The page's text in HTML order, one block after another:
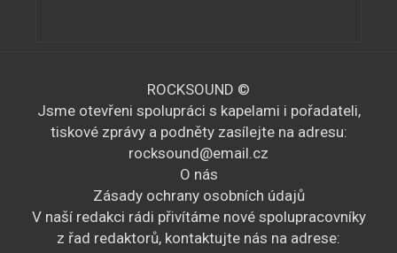
ROCKSOUND ©
Jsme otevřeni spolupráci s kapelami i pořadateli,
tiskové zprávy a podněty zasílejte na adresu:
rocksound@email.cz
O nás
Zásady ochrany osobních údajů
V naší redakci rádi přivítáme nové spolupracovníky
z řad redaktorů, kontaktujte nás na adrese: